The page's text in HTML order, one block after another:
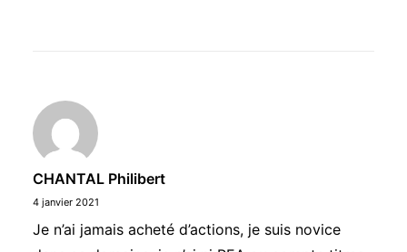
CHANTAL Philibert
4 janvier 2021
Je n’ai jamais acheté d’actions, je suis novice